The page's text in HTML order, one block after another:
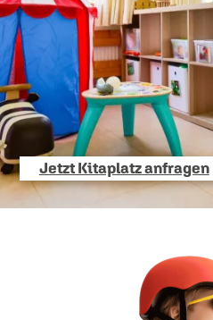
Jetzt Kitaplatz anfragen